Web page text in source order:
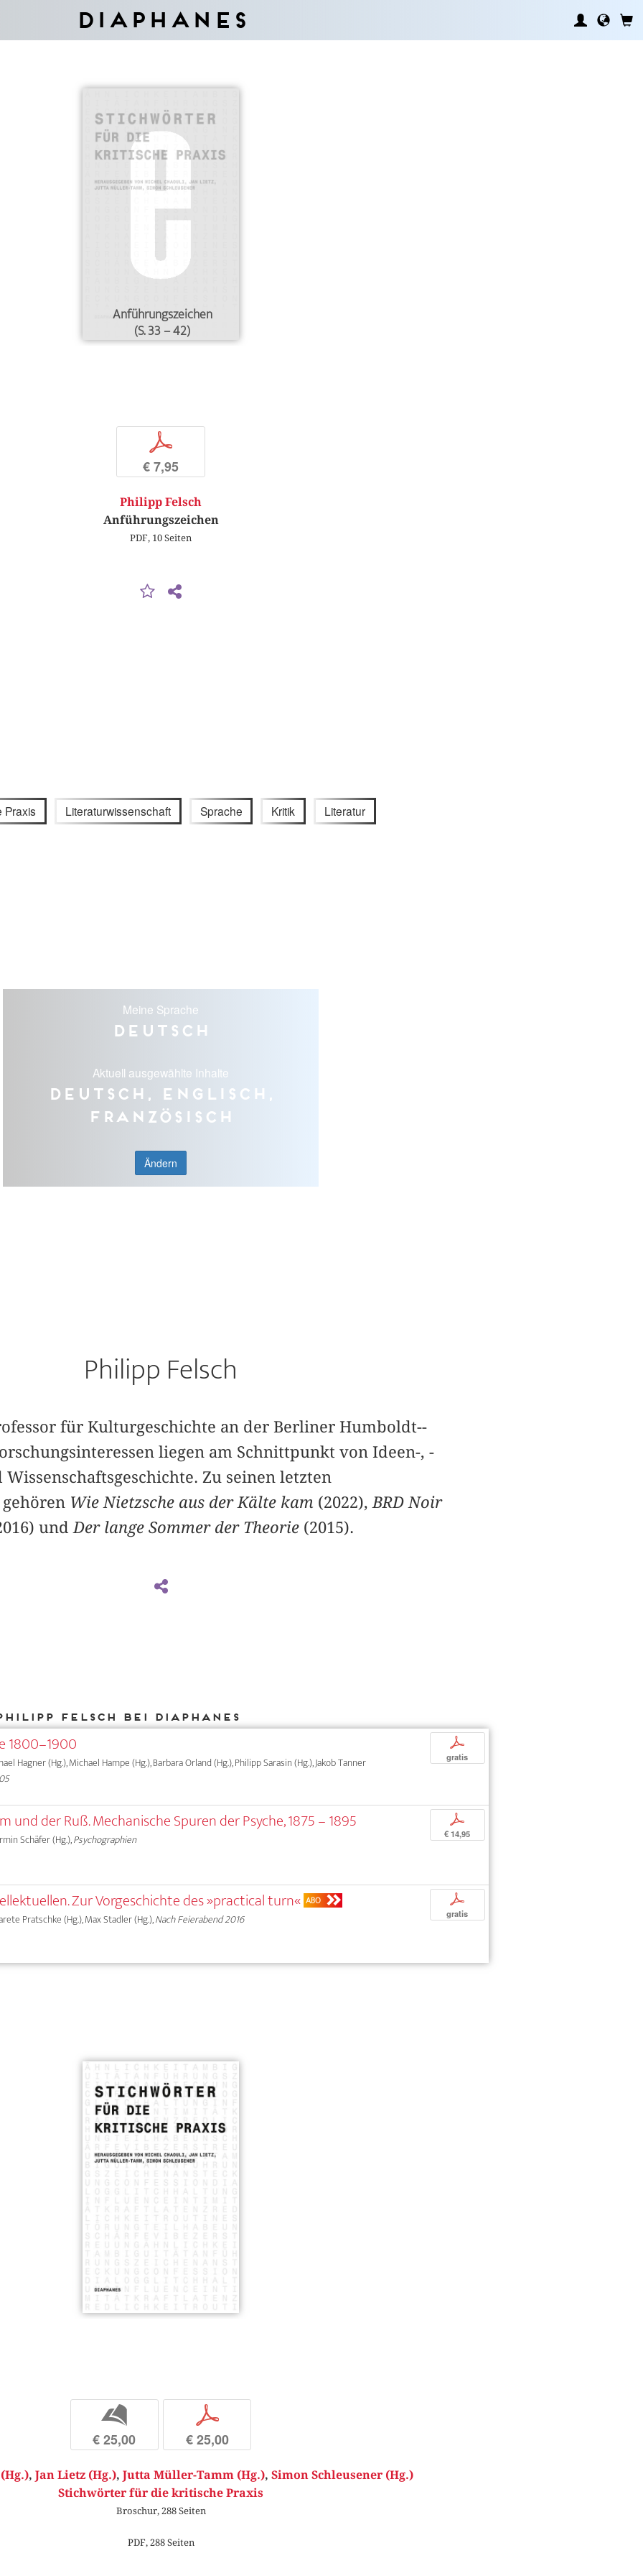
Diaphanes
Anführungszeichen
(S. 33 – 42)
p
€ 7,95
Philipp Felsch
Anführungszeichen
PDF, 10 Seiten
Praxis Literaturwissenschaft Sprache Kritik Literatur
Meine Sprache
Deutsch
Aktuell ausgewählte Inhalte
Deutsch, Englisch,
Französisch
Ändern
Philipp Felsch
für Kulturgeschichte an der Berliner Humboldt-­
liegen am Schnittpunkt von Ideen-,
Zu seinen letzten
Wie Nietzsche aus der Kälte kam (2022), BRD Noir
und Der lange Sommer der Theorie(2015).
Felsch bei DIAPHANES
1800–1900
Hagner (Hg.), Michael Hampe (Hg.), Barbara Orland (Hg.), Philipp Sarasin (Hg.), Jakob Tanner
p
gratis
und der Ruß. Mechanische Spuren der Psyche, 1875 – 1895
Schäfer (Hg.),Psychographien
p
€ 14,95
Zur Vorgeschichte des »practical turn« ABO
Pratschke (Hg.), Max Stadler (Hg.),Nach Feierabend 2016
p
gratis
b
€ 25,00
p
€ 25,00
, Jan Lietz (Hg.), Jutta Müller-Tamm (Hg.), Simon Schleusener (Hg.)
Stichwörter für die kritische Praxis
Broschur, 288 Seiten
PDF, 288 Seiten